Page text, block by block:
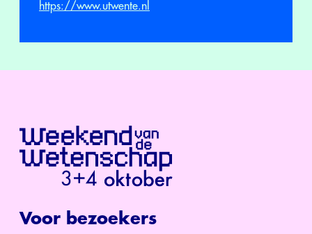
https://www.utwente.nl
Voor bezoekers